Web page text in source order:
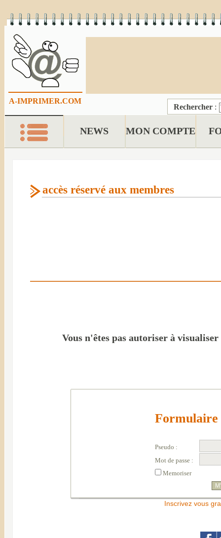
A-IMPRIMER.COM
Rechercher :
NEWS MON COMPTE
accès réservé aux membres
Vous n'êtes pas autoriser à
Pseudo :
Mot de passe :
Memoriser
Inscrivez vous